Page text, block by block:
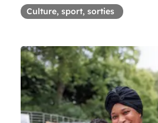
Article concernant la thématique
Culture, sport, sorties